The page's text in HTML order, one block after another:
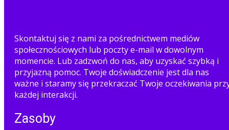
Skontaktuj się z nami za pośrednictwem mediów
społecznościowych lub poczty e-mail w dowolnym
momencie. Lub zadzwoń do nas, aby uzyskać szybką i
przyjazną pomoc. Twoje doświadczenie jest dla nas
ważne i staramy się przekraczać Twoje oczekiwania
każdej interakcji.
Zasoby